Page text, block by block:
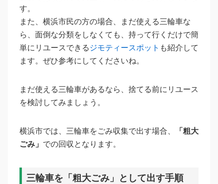
す。
また、横浜市民の方の場合、まだ使える三輪車な
ら、面倒な分類をしなくても、持って行くだけで簡
単にリユースできる ジモティースポット も紹介して
ます。ぜひ参考にしてくださいね。
まだ使える三輪車があるなら、捨てる前にリユース
を検討してみましょう。
横浜市では、三輪車をごみ収集で出す場合、
「粗大
ごみ」 での回収となります。
三輪車を「粗大ごみ」として出す手順